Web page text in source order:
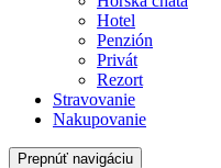
Hotel
Penzión
Privát
Rezort
Stravovanie
Nakupovanie
Prepnúť navigáciu